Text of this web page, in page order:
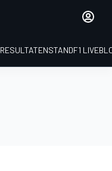
RESULTATENSTANDF1